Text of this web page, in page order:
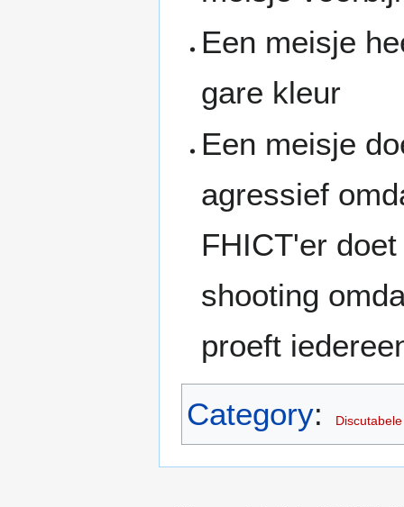
Een meisje
gare kleur
Een meisje
agressief
FHICT'er
shooting
proeft
Category: